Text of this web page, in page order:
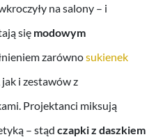
na salony – i
się modowym
zarównosukienek
i zestawów z
Projektanci miksują
– stąd czapki z daszkiem